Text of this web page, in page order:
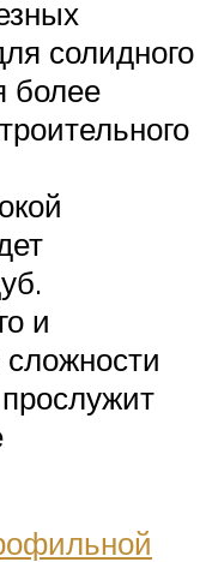
солидного
более
и